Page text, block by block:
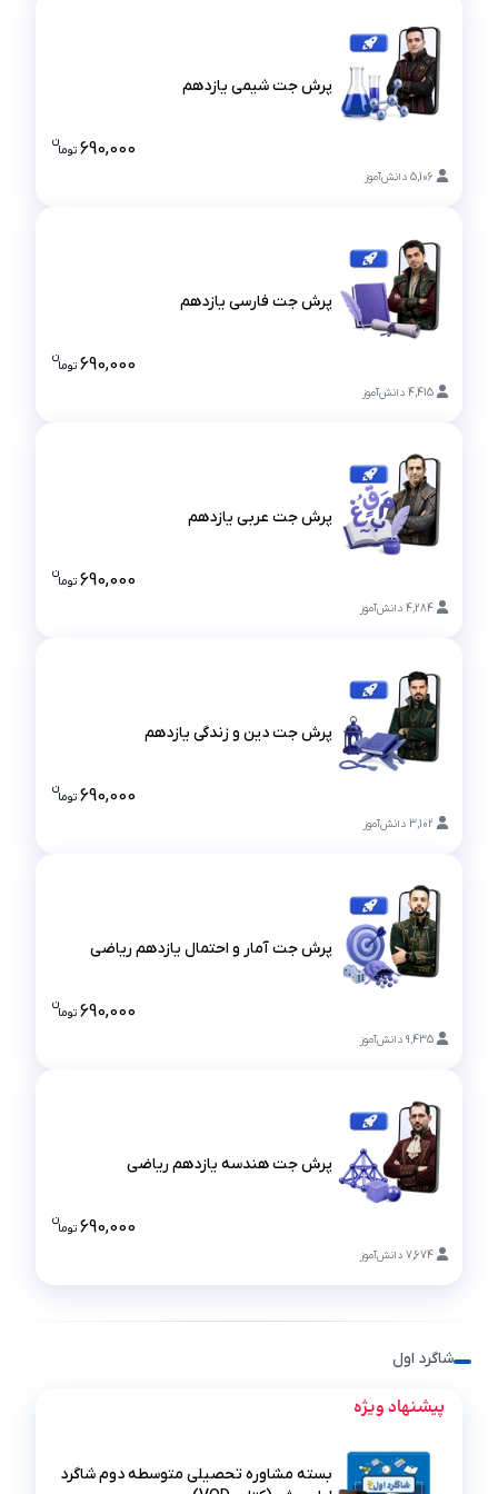
5,106 دانش‌آموز
پرش جت شیمی یازدهم
690,000 توما
ن
4,415 دانش‌آموز
پرش جت فارسی یازدهم
690,000 توما
ن
4,284 دانش‌آموز
پرش جت عربی یازدهم
690,000 توما
ن
3,102 دانش‌آموز
پرش جت دین و زندگی یازدهم
690,000 توما
ن
9,435 دانش‌آموز
پرش جت آمار و احتمال یازدهم ریاضی
690,000 توما
ن
7,674 دانش‌آموز
پرش جت هندسه یازدهم ریاضی
690,000 توما
ن
شاگرد اول
پیشنهاد ویژه
بسته مشاوره تحصیلی متوسطه دوم شاگرد